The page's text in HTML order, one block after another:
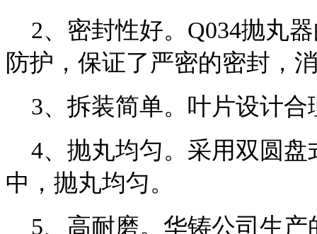
2、密封性好。Q034抛丸
防护，保证了严密的密封，
3、拆装简单。叶片设计合
4、抛丸均匀。采用双圆盘
中，抛丸均匀。
5、高耐磨。华铸公司生产